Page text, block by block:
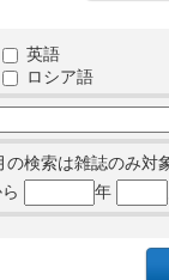
英語
ロシア語
検索は雑誌のみ対
年